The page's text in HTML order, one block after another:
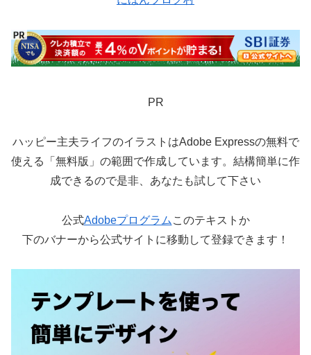
PR
ハッピー主夫ライフのイラストはAdobe Expressの無料で
使える「無料版」の範囲で作成しています。結構簡単に作
成できるので是非、あなたも試して下さい
公式Adobeプログラム このテキストか
下のバナーから公式サイトに移動して登録できます！